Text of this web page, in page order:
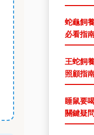
蛇龜飼
必看指
王蛇飼
照顧指
睡鼠要
關鍵疑